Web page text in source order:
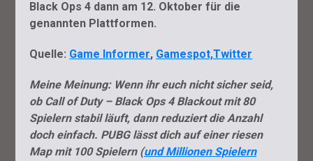
Black Ops 4 dann am 12. Oktober für die
genannten Plattformen.
Quelle: Game Informer, Gamespot,Twitter
Meine Meinung: Wenn ihr euch nicht sicher seid,
ob Call of Duty – Black Ops 4 Blackout mit 80
Spielern stabil läuft, dann reduziert die Anzahl
doch einfach. PUBG lässt dich auf einer riesen
Map mit 100 Spielern (und Millionen Spielern